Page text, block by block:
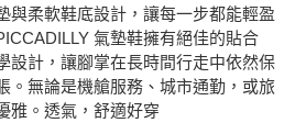
含以上)免運費
含以上)免運費
與柔軟鞋底設計，讓每一步都能輕盈
氣墊鞋擁有絕佳的貼合
設計，讓腳掌在長時間行走中依然保
。無論是機艙服務、城市通勤，或旅
雅。透氣，舒適好穿